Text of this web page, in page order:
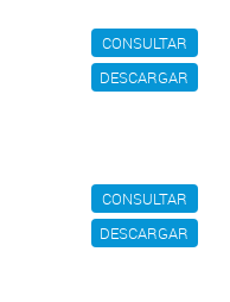
CONSULTAR
DESCARGAR
CONSULTAR
DESCARGAR